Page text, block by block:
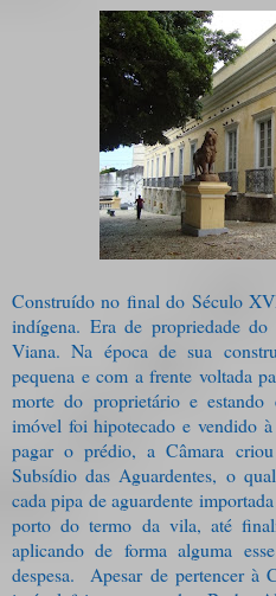
Construído no final do Século
indígena. Era de propriedade
Viana. Na época de sua
pequena e com a frente voltada
morte do proprietário e
imóvel foi hipotecado e vendido
pagar o prédio, a Câmara
Subsídio das Aguardentes, o
cada pipa de aguardente
porto do termo da vila, até
aplicando de forma alguma
despesa.
Apesar de pertencer à